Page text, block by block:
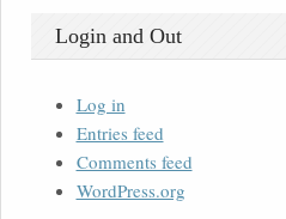
Login and Out
Log in
Entries feed
Comments feed
WordPress.org